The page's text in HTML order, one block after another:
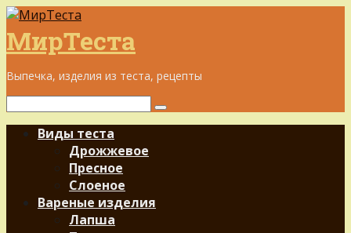
Перейти
к
контенту
МирТеста
Выпечка, изделия из теста, рецепты
Поиск:
Виды теста
Дрожжевое
Пресное
Слоеное
Вареные изделия
Лапша